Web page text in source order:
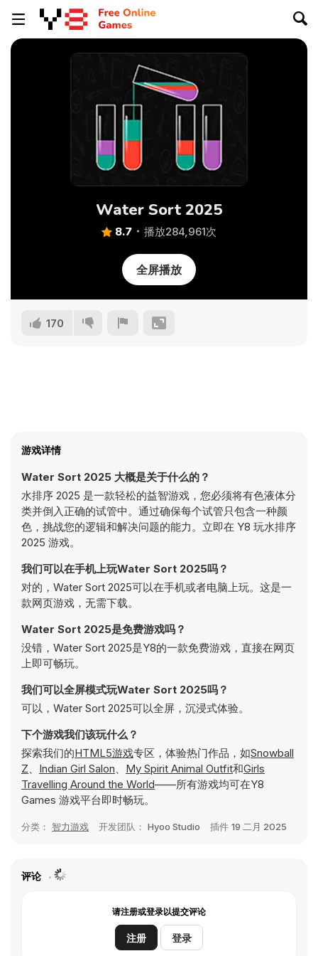
Water Sort 2025
8.7 播放284,961次
全屏播放
170
游戏详情
Water Sort 2025 大概是关于什么的？
水排序 2025 是一款轻松的益智游戏，您必须将有色液体分
类并倒入正确的试管中。通过确保每个试管只包含一种颜
色，挑战您的逻辑和解决问题的能力。立即在 Y8 玩水排序
2025 游戏。
我们可以在手机上玩Water Sort 2025吗？
对的，Water Sort 2025可以在手机或者电脑上玩。这是一
款网页游戏，无需下载。
Water Sort 2025是免费游戏吗？
没错，Water Sort 2025是Y8的一款免费游戏，直接在网页
上即可畅玩。
我们可以全屏模式玩Water Sort 2025吗？
可以，Water Sort 2025可以全屏，沉浸式体验。
下个游戏我们该玩什么？
探索我们的HTML5游戏专区，体验热门作品，如Snowball
Z、 Indian Girl Salon、 My Spirit Animal Outfit和Girls
Travelling Around the World——所有游戏均可在Y8
Games 游戏平台即时畅玩。
分类： 智力游戏 开发团队： Hyoo Studio 插件 19 二月 2025
评论
请注册或登录以提交评论
注册 登录